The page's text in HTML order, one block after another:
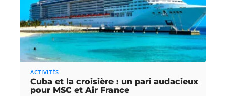
ACTIVITÉS
Cuba et la croisière : un pari audacieux
pour MSC et Air France